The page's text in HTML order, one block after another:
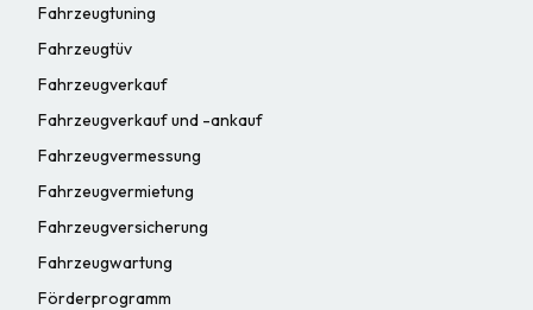
Fahrzeugtuning
Fahrzeugtüv
Fahrzeugverkauf
Fahrzeugverkauf und -ankauf
Fahrzeugvermessung
Fahrzeugvermietung
Fahrzeugversicherung
Fahrzeugwartung
Förderprogramm